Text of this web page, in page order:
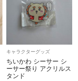
キャラクターグッズ
ちいかわ シーサー シ
ーサー祭り アクリルス
タンド